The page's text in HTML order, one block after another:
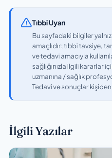
Tıbbi Uyarı
Bu sayfadaki bilgiler
amaçlıdır; tıbbi tavsiye,
ve tedavi amacıyla
sağlığınızla ilgili kararlar
uzmanına / sağlık
Tedavi ve sonuçlar
İlgili Yazılar